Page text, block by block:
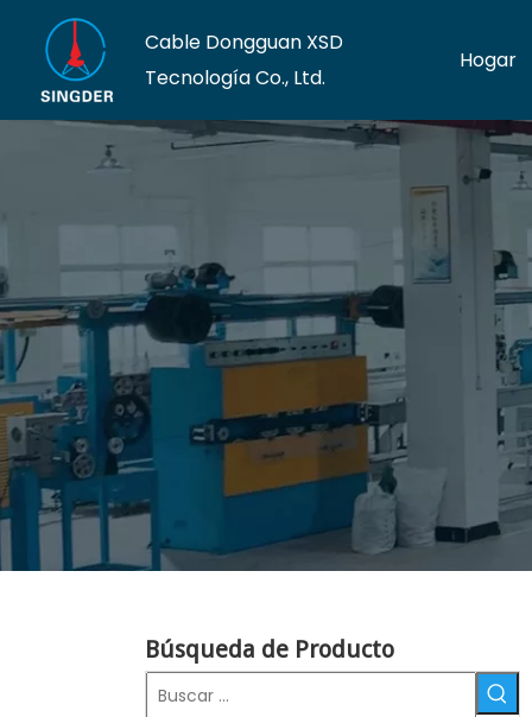
Cable Dongguan XSD
Tecnología Co., Ltd.
Hogar
Búsqueda de Producto